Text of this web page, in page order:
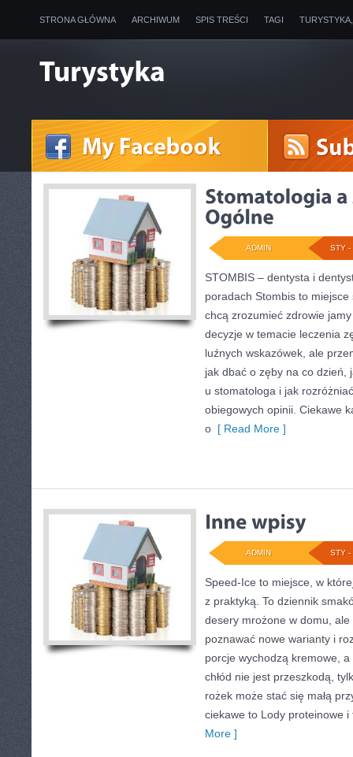
STRONA GŁÓWNA ARCHIWUM SPIS TREŚCI TAGI
STY -
ADMIN
STOMBIS – dentysta i
poradach Stombis to
chcą zrozumieć zdrowie
decyzje w temacie leczenia
luźnych wskazówek, ale
jak dbać o zęby na co dzień,
u stomatologa i jak
obiegowych opinii. Ciekawe
o [ Read More ]
STY -
ADMIN
Speed-Ice to miejsce, w
z praktyką. To dziennik
desery mrożone w domu,
poznawać nowe warianty i
porcje wychodzą kremowe,
chłód nie jest przeszkodą,
rożek może stać się małą
ciekawe to Lody proteinowe
More ]